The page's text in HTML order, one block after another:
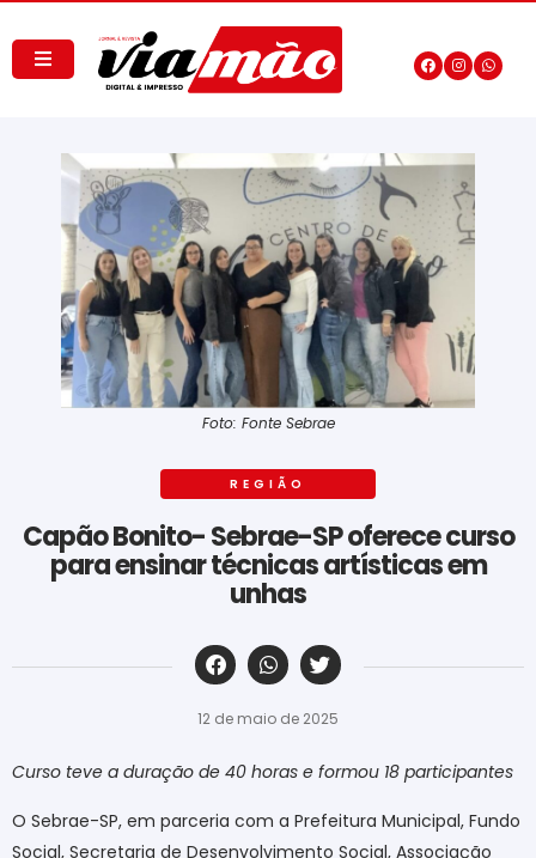
Foto: Fonte Sebrae
REGIÃO
Capão Bonito- Sebrae-SP oferece curso
para ensinar técnicas artísticas em
unhas
‎ ‎ ‎ ‎ ‎ ‎ ‎ ‎ ‎ ‎ ‎ ‎ ‎ ‎ ‎ ‎ ‎ ‎ ‎ ‎ ‎ ‎ ‎ ‎ ‎ ‎ ‎ ‎ ‎ ‎ ‎
12 de maio de 2025
Curso teve a duração de 40 horas e formou 18 participantes
O Sebrae-SP, em parceria com a Prefeitura Municipal, Fundo
Social, Secretaria de Desenvolvimento Social, Associação